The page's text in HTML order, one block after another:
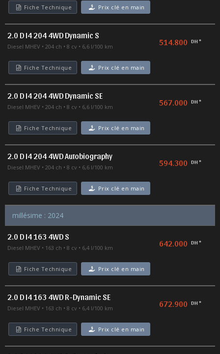
Fiche Technique Prix clé en main
2.0 D I4 204 4WD Dynamic S
Diesel MHEV 204 ch 8 cv 6,6 l/100 km 514.800 DH *
Fiche Technique Prix clé en main
2.0 D I4 204 4WD Dynamic SE
Diesel MHEV 204 ch 8 cv 6,6 l/100 km 567.000 DH *
Fiche Technique Prix clé en main
2.0 D I4 204 4WD Autobiography
Diesel MHEV 204 ch 8 cv 6,6 l/100 km 594.300 DH *
Fiche Technique Prix clé en main
millésime : 2024
2.0 D I4 163 4WD S
Diesel MHEV 163 ch 8 cv 6,4 l/100 km 642.000 DH *
Fiche Technique Prix clé en main
2.0 D I4 163 4WD R-Dynamic SE
Diesel MHEV 163 ch 8 cv 6,4 l/100 km 672.900 DH *
Fiche Technique Prix clé en main